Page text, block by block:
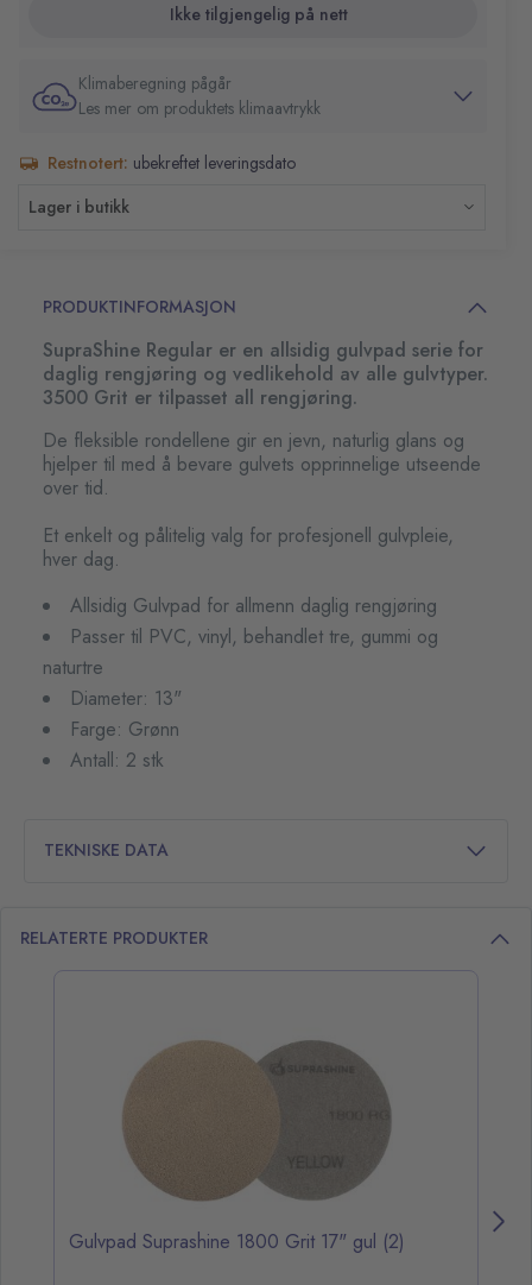
Ikke tilgjengelig på nett
Klimaberegning pågår
Les mer om produktets klimaavtrykk
Restnotert: ubekreftet leveringsdato
Lager i butikk
PRODUKTINFORMASJON
SupraShine Regular er en allsidig gulvpad serie for
daglig rengjøring og vedlikehold av alle gulvtyper.
3500 Grit er tilpasset all rengjøring.
De fleksible rondellene gir en jevn, naturlig glans og
hjelper til med å bevare gulvets opprinnelige utseende
over tid.
Et enkelt og pålitelig valg for profesjonell gulvpleie,
hver dag.
Allsidig Gulvpad for allmenn daglig rengjøring
Passer til PVC, vinyl, behandlet tre, gummi og
naturtre
Diameter: 13"
Farge: Grønn
Antall: 2 stk
TEKNISKE DATA
RELATERTE PRODUKTER
Gulvpad Suprashine 1800 Grit 17" gul (2)